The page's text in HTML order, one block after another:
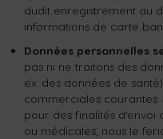
dudit enregistrement au
informations de carte
Données personnelles
pas ni ne traitons des
ex. des données de
commerciales courantes.
pour des finalités
ou médicales, nous le